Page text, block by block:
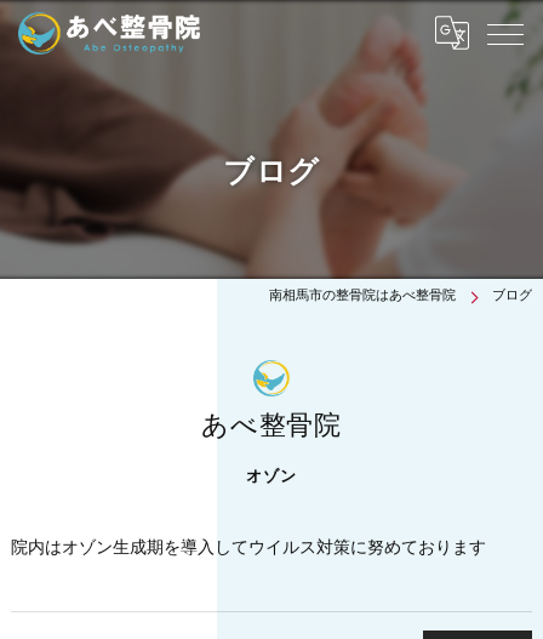
ブログ
南相馬市の整骨院はあべ整骨院 ブログ
あべ整骨院
オゾン
院内はオゾン生成期を導入してウイルス対策に努めております